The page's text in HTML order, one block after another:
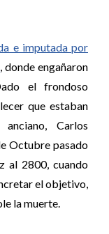
e imputada por
, donde engañaron
el frondoso
que estaban
Carlos
Octubre pasado
al 2800, cuando
el objetivo,
la muerte.